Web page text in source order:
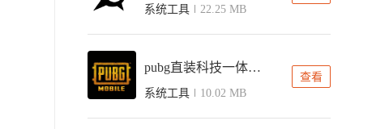
系统工具 22.25 MB
pubg直装科技一体无需卡密
系统工具 10.02 MB
查看